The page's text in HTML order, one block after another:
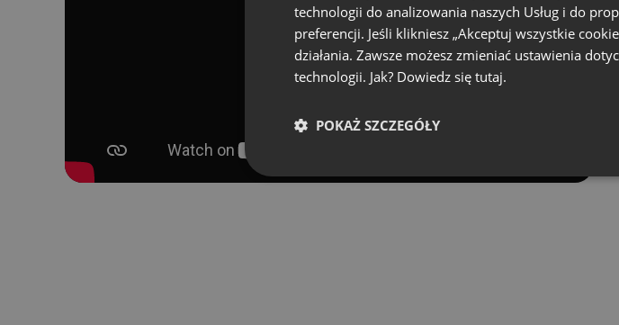
technologii do analizowania naszych Usług i do
preferencji. Jeśli klikniesz „Akceptuj wszystkie
działania. Zawsze możesz zmieniać ustawienia
technologii. Jak? Dowiedz się tutaj.
POKAŻ SZCZEGÓŁY